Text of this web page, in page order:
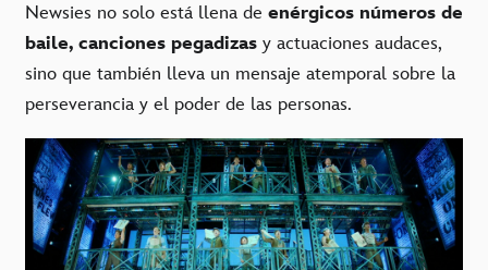
Newsies no solo está llena de enérgicos números de
baile, canciones pegadizas y actuaciones audaces,
sino que también lleva un mensaje atemporal sobre la
perseverancia y el poder de las personas.